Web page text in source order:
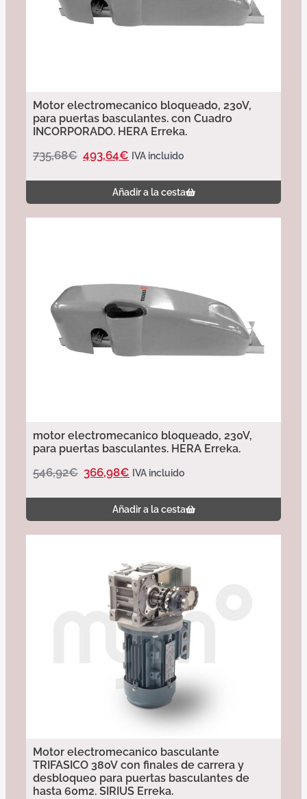
Motor electromecanico bloqueado, 230V,
para puertas basculantes. con Cuadro
INCORPORADO. HERA Erreka.
735,68€ 493,64€ IVA incluido
Añadir a la cesta
motor electromecanico bloqueado, 230V,
para puertas basculantes. HERA Erreka.
546,92€ 366,98€ IVA incluido
Añadir a la cesta
Motor electromecanico basculante
TRIFASICO 380V con finales de carrera y
desbloqueo para puertas basculantes de
hasta 60m2. SIRIUS Erreka.